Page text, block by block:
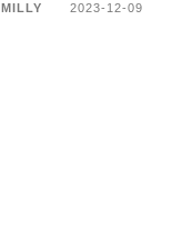
MILLY 2023-12-09